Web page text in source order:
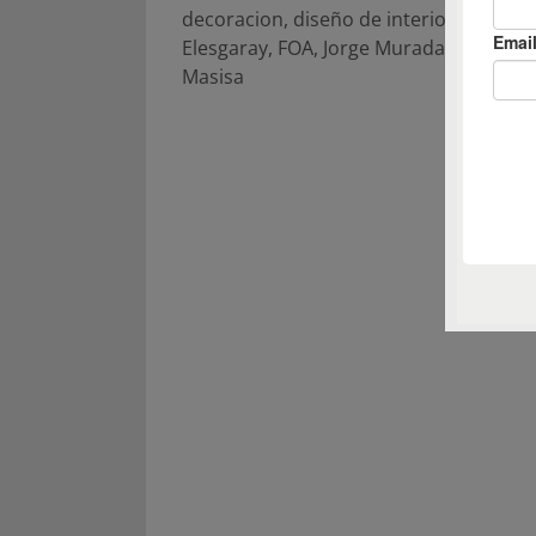
decoracion, diseño de interiores
Elesgaray, FOA, Jorge Muradas La
Masisa